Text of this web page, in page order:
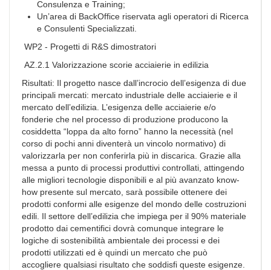
Consulenza e Training;
Un’area di BackOffice riservata agli operatori di Ricerca
e Consulenti Specializzati.
WP2 - Progetti di R&S dimostratori
AZ.2.1 Valorizzazione scorie acciaierie in edilizia
Risultati: Il progetto nasce dall’incrocio dell’esigenza di due
principali mercati: mercato industriale delle acciaierie e il
mercato dell’edilizia. L’esigenza delle acciaierie e/o
fonderie che nel processo di produzione producono la
cosiddetta “loppa da alto forno” hanno la necessità (nel
corso di pochi anni diventerà un vincolo normativo) di
valorizzarla per non conferirla più in discarica. Grazie alla
messa a punto di processi produttivi controllati, attingendo
alle migliori tecnologie disponibili e al più avanzato know-
how presente sul mercato, sarà possibile ottenere dei
prodotti conformi alle esigenze del mondo delle costruzioni
edili. Il settore dell’edilizia che impiega per il 90% materiale
prodotto dai cementifici dovrà comunque integrare le
logiche di sostenibilità ambientale dei processi e dei
prodotti utilizzati ed è quindi un mercato che può
accogliere qualsiasi risultato che soddisfi queste esigenze.